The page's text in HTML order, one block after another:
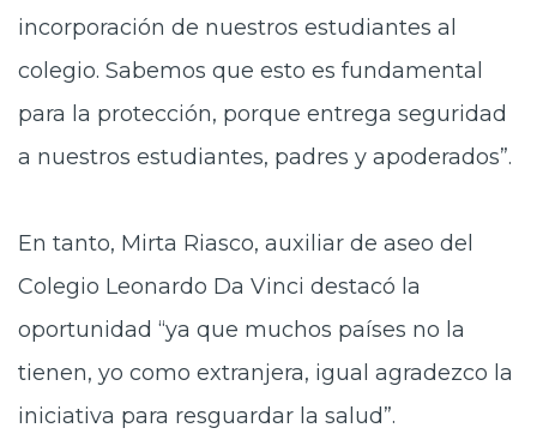
incorporación de nuestros estudiantes al
colegio. Sabemos que esto es fundamental
para la protección, porque entrega seguridad
a nuestros estudiantes, padres y apoderados”.
En tanto, Mirta Riasco, auxiliar de aseo del
Colegio Leonardo Da Vinci destacó la
oportunidad “ya que muchos países no la
tienen, yo como extranjera, igual agradezco la
iniciativa para resguardar la salud”.